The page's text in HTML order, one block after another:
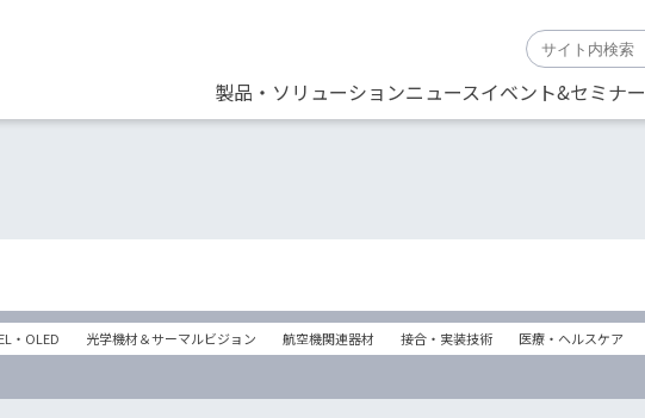
製品・ソリューションニュースイベント&セミナー
・OLED 光学機材＆サーマルビジョン 航空機関連器材 接合・実装技術 医療・ヘルスケア